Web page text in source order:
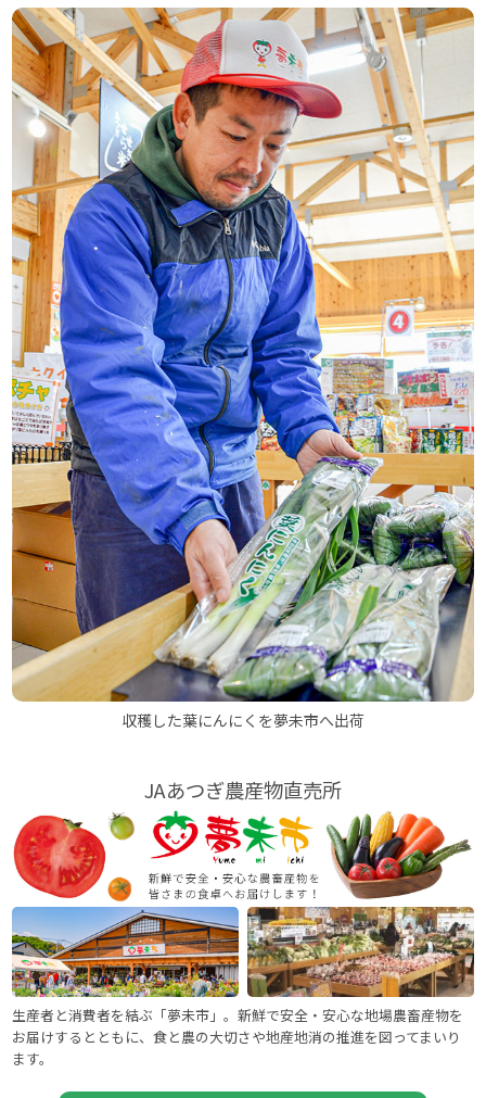
収穫した葉にんにくを夢未市へ出荷
JAあつぎ農産物直売所
生産者と消費者を結ぶ「夢未市」。新鮮で安全・安心な地場農畜産物を
お届けするとともに、食と農の大切さや地産地消の推進を図ってまいり
ます。